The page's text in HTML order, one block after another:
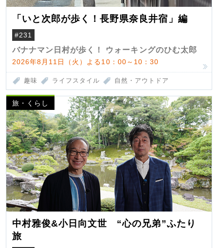
「いと次郎が歩く！長野県奈良井宿」編
#231
バナナマン日村が歩く！ ウォーキングのひむ太郎
2026年8月11日（火）よる10：00～10：30
趣味 ライフスタイル 自然・アウトドア
旅・くらし
中村雅俊&小日向文世 “心の兄弟”ふたり
旅